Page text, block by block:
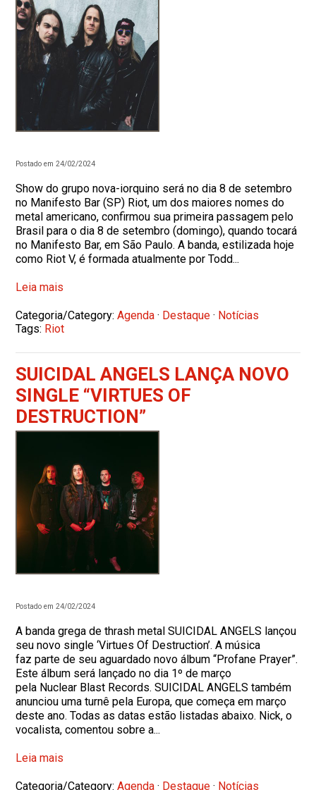
Postado em 24/02/2024
Show do grupo nova-iorquino será no dia 8 de setembro
no Manifesto Bar (SP) Riot, um dos maiores nomes do
metal americano, confirmou sua primeira passagem pelo
Brasil para o dia 8 de setembro (domingo), quando tocará
no Manifesto Bar, em São Paulo. A banda, estilizada hoje
como Riot V, é formada atualmente por Todd...
Leia mais
Categoria/Category:Agenda · Destaque · Notícias
Tags: Riot
SUICIDAL ANGELS LANÇA NOVO
SINGLE “VIRTUES OF
DESTRUCTION”
Postado em 24/02/2024
A banda grega de thrash metal SUICIDAL ANGELS lançou
seu novo single ‘Virtues Of Destruction’. A música
faz parte de seu aguardado novo álbum “Profane Prayer”.
Este álbum será lançado no dia 1º de março
pela Nuclear Blast Records. SUICIDAL ANGELS também
anunciou uma turnê pela Europa, que começa em março
deste ano. Todas as datas estão listadas abaixo. Nick, o
vocalista, comentou sobre a...
Leia mais
Categoria/Category:Agenda · Destaque · Notícias